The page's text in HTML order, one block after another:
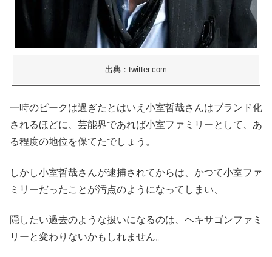
出典：twitter.com
一時のピークは過ぎたとはいえ小室哲哉さんはブランド化
されるほどに、芸能界であれば小室ファミリーとして、あ
る程度の地位を保てたでしょう。
しかし小室哲哉さんが逮捕されてからは、かつて小室ファ
ミリーだったことが汚点のようになってしまい、
隠したい過去のような扱いになるのは、ヘキサゴンファミ
リーと変わりないかもしれません。